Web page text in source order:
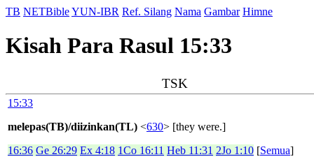
TB NETBibleYUN-IBR Ref. Silang Nama Gambar Himne
Kisah Para Rasul 15:33
TSK
15:33
melepas(TB)/diizinkan(TL) <630> [they were.]
16:36 Ge 26:29 Ex 4:18 1Co 16:11 Heb 11:31 2Jo 1:10 [Semua]